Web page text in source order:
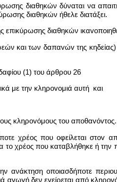
διαθηκών δύναται να
διαθηκών ήθελε διατάξει.
διαθηκών
των δαπαvώv της κηδείας)
(1) του άρθρου 26
με την κληρovoμιά αυτή και
κληρovόμoυς του απoθαvόvτoς.
χρέος που οφείλεται στov
χρέος που καταβλήθηκε ή την
ανάκτηση oπoιασδήπoτε
αγωγή δεν εγείρεται από